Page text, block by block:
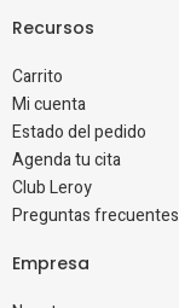
Recursos
Carrito
Mi cuenta
Estado del pedido
Agenda tu cita
Club Leroy
Preguntas frecuentes
Empresa